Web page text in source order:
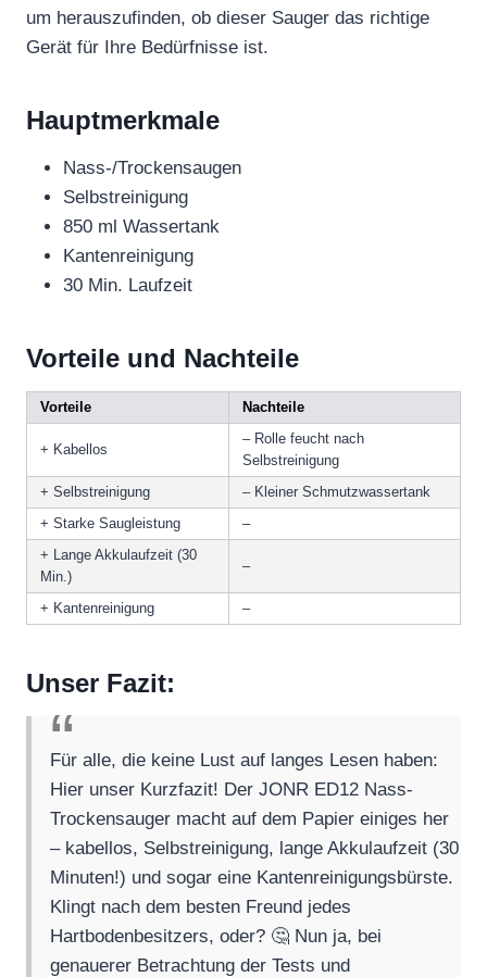
um herauszufinden, ob dieser Sauger das richtige
Gerät für Ihre Bedürfnisse ist.
Hauptmerkmale
Nass-/Trockensaugen
Selbstreinigung
850 ml Wassertank
Kantenreinigung
30 Min. Laufzeit
Vorteile und Nachteile
Vorteile Nachteile
+ Kabellos
– Rolle feucht nach
Selbstreinigung
+ Selbstreinigung
– Kleiner Schmutzwassertank
+ Starke Saugleistung
–
+ Lange Akkulaufzeit (30
Min.)
–
+ Kantenreinigung –
Unser Fazit:
Für alle, die keine Lust auf langes Lesen haben:
Hier unser Kurzfazit! Der JONR ED12 Nass-
Trockensauger macht auf dem Papier einiges her
– kabellos, Selbstreinigung, lange Akkulaufzeit (30
Minuten!) und sogar eine Kantenreinigungsbürste.
Klingt nach dem besten Freund jedes
Hartbodenbesitzers, oder? 🤔 Nun ja, bei
genauerer Betrachtung der Tests und